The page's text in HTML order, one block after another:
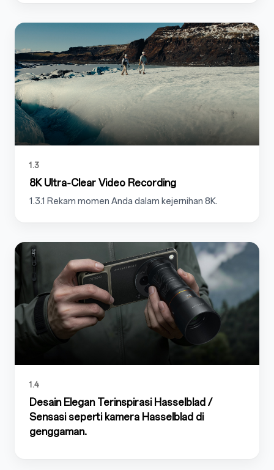
1.3
8K Ultra‑Clear Video Recording
1.3.1 Rekam momen Anda dalam kejernihan 8K.
1.4
Desain Elegan Terinspirasi Hasselblad /
Sensasi seperti kamera Hasselblad di
genggaman.